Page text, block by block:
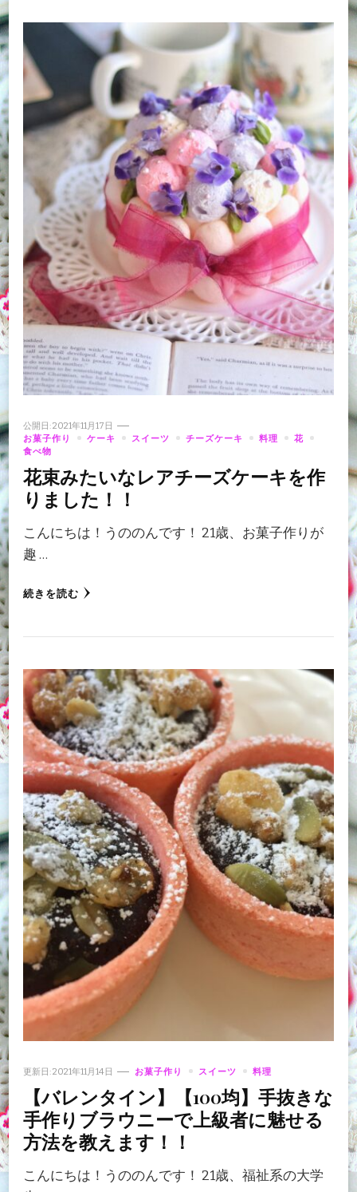
公開日:2021年11月17日
お菓子作り
ケーキ スイーツ チーズケーキ 料理
花
食べ物
花束みたいなレアチーズケーキを作
りました！！
こんにちは！うののんです！ 21歳、お菓子作りが
趣 …
続きを読む
更新日:2021年11月14日 お菓子作り スイーツ 料理
【バレンタイン】【100均】手抜きな
手作りブラウニーで上級者に魅せる
方法を教えます！！
こんにちは！うののんです！ 21歳、福祉系の大学